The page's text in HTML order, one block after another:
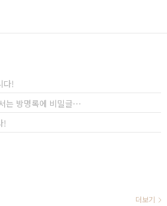
터는 국내에서도 어
있죠..
다!
는 방명록에 비밀글⋯
!
더보기